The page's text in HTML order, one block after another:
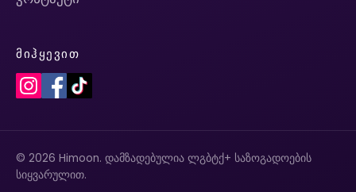
ᲛᲘᲰᲧᲔᲕᲘᲗ
© 2026 Himoon. დამზადებულია ლგბტქ+ საზოგადოების
სიყვარულით.